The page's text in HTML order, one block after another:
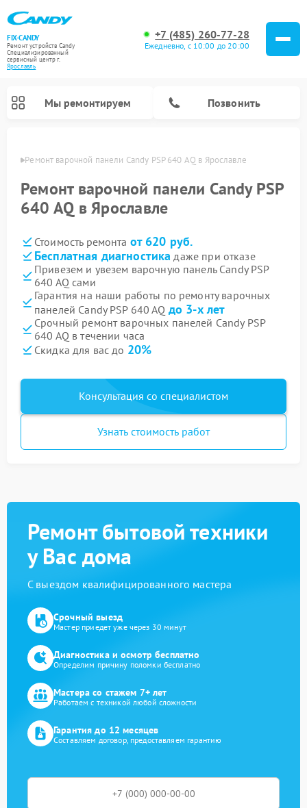
FIX-CANDY
Ремонт устройств Candy
Специализированный
cервисный центр г.
Ярославль
+7 (485) 260-77-28
Ежедневно, с 10:00 до 20:00
Мы ремонтируем Позвонить
Ремонт варочной панели Candy PSP 640 AQ в Ярославле
Ремонт варочной панели Candy PSP
640 AQ в Ярославле
Стоимость ремонта от 620 руб.
Бесплатная диагностика даже при отказе
Привезем и увезем варочную панель Candy PSP
640 AQ сами
Гарантия на наши работы по ремонту варочных
панелей Candy PSP 640 AQ до 3-х лет
Срочный ремонт варочных панелей Candy PSP
640 AQ в течении часа
Скидка для вас до 20%
Консультация со специалистом
Узнать стоимость работ
Ремонт бытовой техники
у Вас дома
С выездом квалифицированного мастера
Срочный выезд
Мастер приедет уже через 30 минут
Диагностика и осмотр бесплатно
Определим причину поломки бесплатно
Мастера со стажем 7+ лет
Работаем с техникой любой сложности
Гарантия до 12 месяцев
Составляем договор, предоставляем гарантию